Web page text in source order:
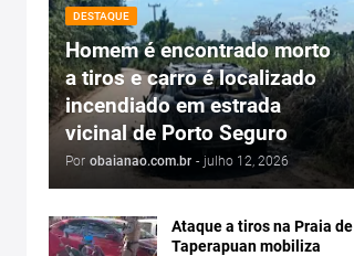
DESTAQUE
Homem é encontrado morto
a tiros e carro é localizado
incendiado em estrada
vicinal de Porto Seguro
Por obaianao.com.br - julho 12, 2026
Ataque a tiros na Praia de
Taperapuan mobiliza